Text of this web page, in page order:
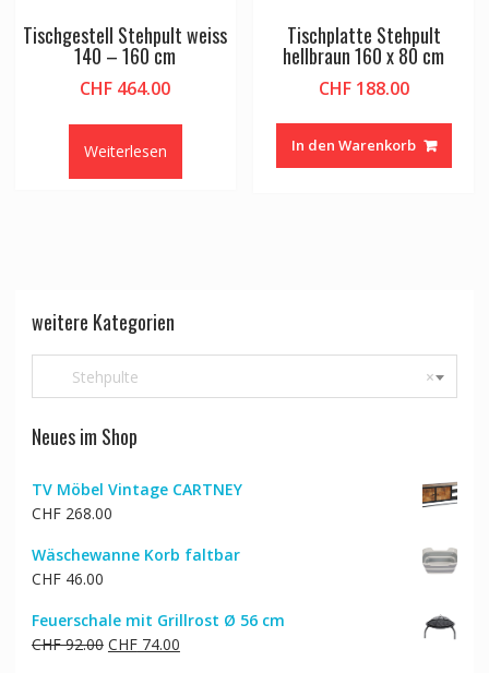
Tischgestell Stehpult weiss
140 – 160 cm
CHF 464.00
Weiterlesen
Tischplatte Stehpult
hellbraun 160 x 80 cm
CHF188.00
In den Warenkorb
weitere Kategorien
×
Stehpulte
Neues im Shop
TV Möbel Vintage CARTNEY
CHF268.00
Wäschewanne Korb faltbar
CHF46.00
Feuerschale mit Grillrost Ø 56 cm
CHF92.00 Ursprünglicher
CHF74.00Aktueller